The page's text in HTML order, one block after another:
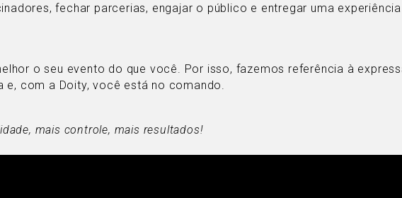
fechar parcerias, engajar o público e entregar uma
o seu evento do que você. Por isso, fazemos referência à
e, com a Doity, você está no comando.
mais controle, mais resultados!